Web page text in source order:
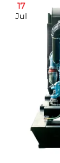
17
Jul